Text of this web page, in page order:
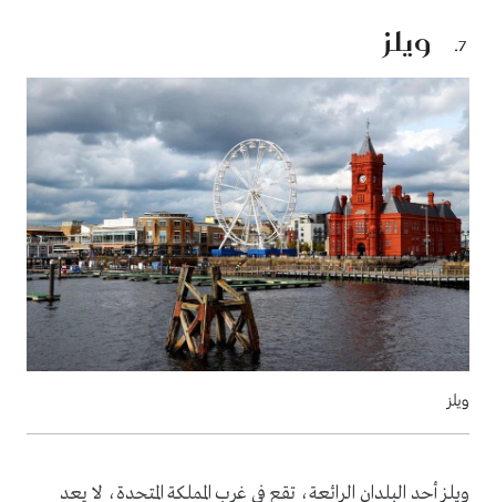
ويلز
ويلز
ويلز أحد البلدان الرائعة، تقع في غرب المملكة المتحدة، لا يعد